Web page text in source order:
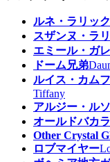
ルネ・ラリック
スザンヌ・ラ
エミール・ガレ
ドーム兄弟
ルイス・カム
Tiffany
アルジー・ル
オールドバカラ
Other Crystal
ロブマイヤー